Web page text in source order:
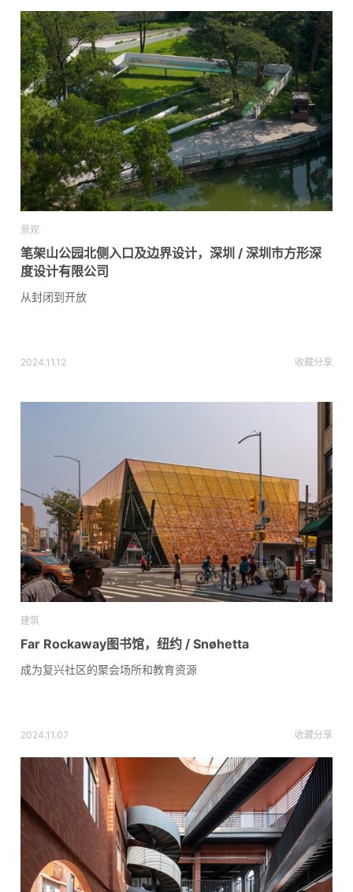
景观
笔架山公园北侧入口及边界设计，深圳 / 深圳市方形深
度设计有限公司
从封闭到开放
2024.11.12 收藏分享
建筑
Far Rockaway图书馆，纽约 / Snøhetta
成为复兴社区的聚会场所和教育资源
2024.11.07 收藏分享